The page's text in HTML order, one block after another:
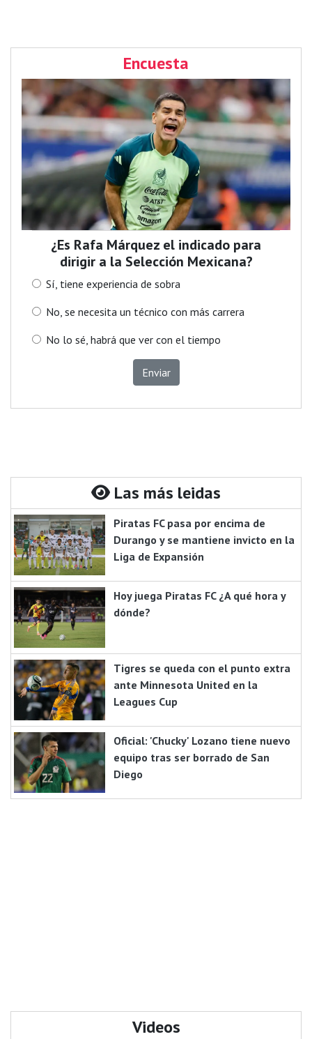
Encuesta
¿Es Rafa Márquez el indicado para
dirigir a la Selección Mexicana?
Sí, tiene experiencia de sobra
No, se necesita un técnico con más carrera
No lo sé, habrá que ver con el tiempo
Enviar
Las más leidas
Piratas FC pasa por encima de
Durango y se mantiene invicto en la
Liga de Expansión
Hoy juega Piratas FC ¿A qué hora y
dónde?
Tigres se queda con el punto extra
ante Minnesota United en la
Leagues Cup
Oficial: 'Chucky' Lozano tiene nuevo
equipo tras ser borrado de San
Diego
Videos